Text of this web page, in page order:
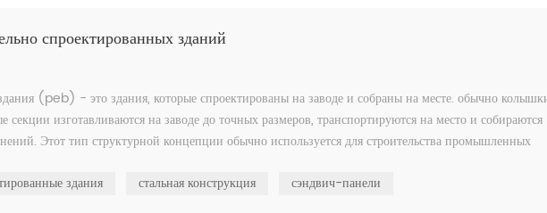
спроектированных зданий
(peb) - это здания, которые спроектированы на заводе и собраны на месте. обычно
изготавливаются на заводе до точных размеров, транспортируются на место и собираются
Этот тип структурной концепции обычно используется для строительства промышленных
здания стальная конструкция сэндвич-панели